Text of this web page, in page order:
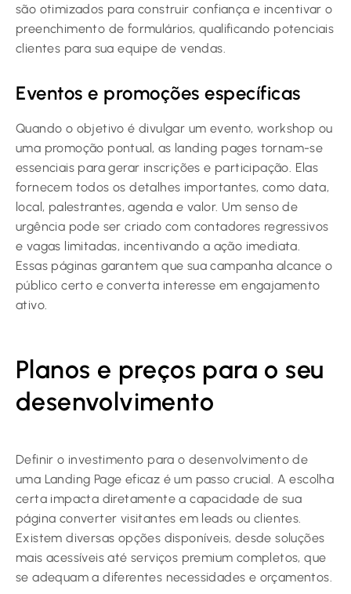
são otimizados para construir confiança e incentivar o
preenchimento de formulários, qualificando potenciais
clientes para sua equipe de vendas.
Eventos e promoções específicas
Quando o objetivo é divulgar um evento, workshop ou
uma promoção pontual, as landing pages tornam-se
essenciais para gerar inscrições e participação. Elas
fornecem todos os detalhes importantes, como data,
local, palestrantes, agenda e valor. Um senso de
urgência pode ser criado com contadores regressivos
e vagas limitadas, incentivando a ação imediata.
Essas páginas garantem que sua campanha alcance o
público certo e converta interesse em engajamento
ativo.
Planos e preços para o seu
desenvolvimento
Definir o investimento para o desenvolvimento de
uma Landing Page eficaz é um passo crucial. A escolha
certa impacta diretamente a capacidade de sua
página converter visitantes em leads ou clientes.
Existem diversas opções disponíveis, desde soluções
mais acessíveis até serviços premium completos, que
se adequam a diferentes necessidades e orçamentos.